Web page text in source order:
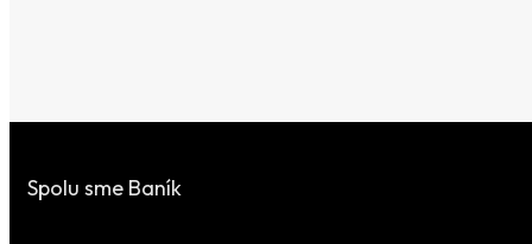
Spolu sme Baník